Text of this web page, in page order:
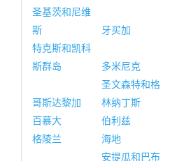
圣基茨和尼维
斯
牙买加
特克斯和凯科
斯群岛
多米尼克
哥斯达黎加
圣文森特和格
林纳丁斯
百慕大
伯利兹
格陵兰
海地
安提瓜和巴布